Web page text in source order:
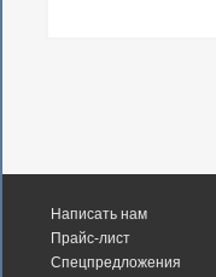
Написать нам
Прайс-лист
Спецпредложения